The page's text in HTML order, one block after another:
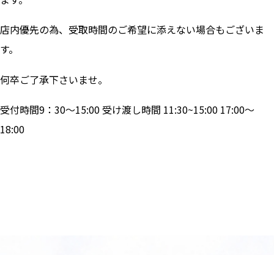
店内優先の為、受取時間のご希望に添えない場合もございま
す。
何卒ご了承下さいませ。
受付時間9：30～15:00 受け渡し時間 11:30~15:00 17:00～
18:00